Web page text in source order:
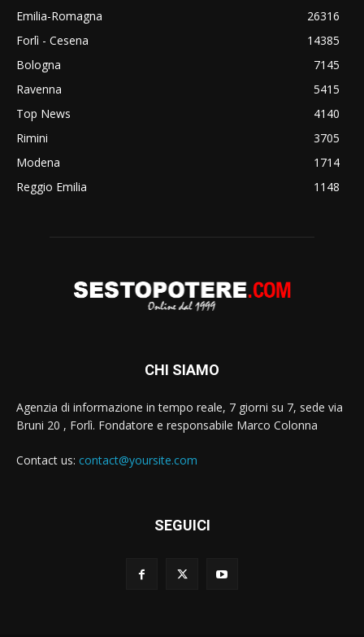
Emilia-Romagna
26316
Forlì - Cesena
14385
Bologna
7145
Ravenna
5415
Top News
4140
Rimini
3705
Modena
1714
Reggio Emilia
1148
CHI SIAMO
Agenzia di informazione in tempo reale, 7 giorni su 7, sede via
Bruni 20 , Forlì. Fondatore e responsabile Marco Colonna
Contact us: contact@yoursite.com
SEGUICI